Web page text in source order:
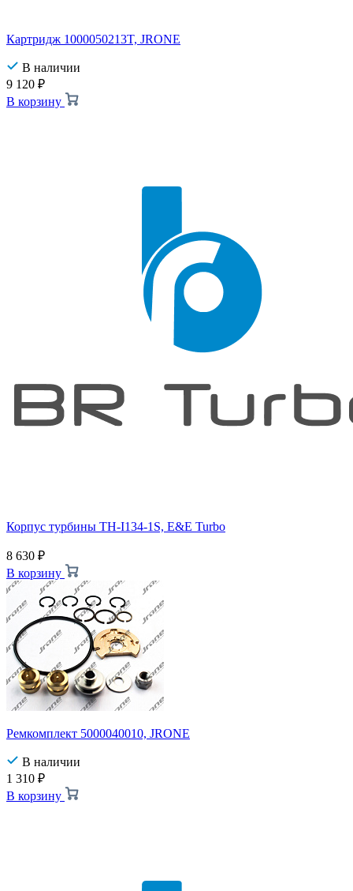
Картридж 1000050213T, JRONE
В наличии
9 120 ₽
В корзину
Корпус турбины TH-I134-1S, E&E Turbo
8 630 ₽
В корзину
Ремкомплект 5000040010, JRONE
В наличии
1 310 ₽
В корзину